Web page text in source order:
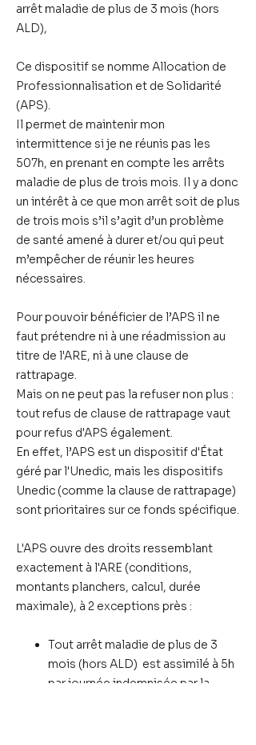
arrêt maladie de plus de 3 mois (hors
ALD),
Ce dispositif se nomme Allocation de
Professionnalisation et de Solidarité
(APS).
Il permet de maintenir mon
intermittence si je ne réunis pas les
507h, en prenant en compte les arrêts
maladie de plus de trois mois. Il y a donc
un intérêt à ce que mon arrêt soit de plus
de trois mois s’il s’agit d’un problème
de santé amené à durer et/ou qui peut
m’empêcher de réunir les heures
nécessaires.
Pour pouvoir bénéficier de l’APS il ne
faut prétendre ni à une réadmission au
titre de l'ARE, ni à une clause de
rattrapage.
Mais on ne peut pas la refuser non plus :
tout refus de clause de rattrapage vaut
pour refus d'APS également.
En effet, l’APS est un dispositif d'État
géré par l'Unedic, mais les dispositifs
Unedic (comme la clause de rattrapage)
sont prioritaires sur ce fonds spécifique.
L'APS ouvre des droits ressemblant
exactement à l'ARE (conditions,
montants planchers, calcul, durée
maximale), à 2 exceptions près :
Tout arrêt maladie de plus de 3
mois (hors ALD) est assimilé à 5h
par journée indemnisée par la